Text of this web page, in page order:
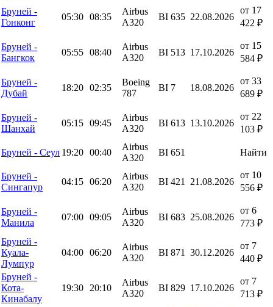
Бруней -
Гонконг
05:30 08:35
Airbus
A320
BI 635 22.08.2026
от 17
422 ₽
Бруней -
Бангкок
05:55 08:40
Airbus
A320
BI 513 17.10.2026
от 15
584 ₽
Бруней -
Дубай
18:20 02:35
Boeing
787
BI 7 18.08.2026
от 33
689 ₽
Бруней -
Шанхай
05:15 09:45
Airbus
A320
BI 613 13.10.2026
от 22
103 ₽
Бруней - Сеул 19:20 00:40
Airbus
A320
BI 651 Найти
Бруней -
Сингапур
04:15 06:20
Airbus
A320
BI 421 21.08.2026
от 10
556 ₽
Бруней -
Манила
07:00 09:05
Airbus
A320
BI 683 25.08.2026
от 6
773 ₽
Бруней -
Куала-
Лумпур
04:00 06:20
Airbus
A320
BI 871 30.12.2026
от 7
440 ₽
Бруней -
Кота-
Кинабалу
19:30 20:10
Airbus
A320
BI 829 17.10.2026
от 7
713 ₽